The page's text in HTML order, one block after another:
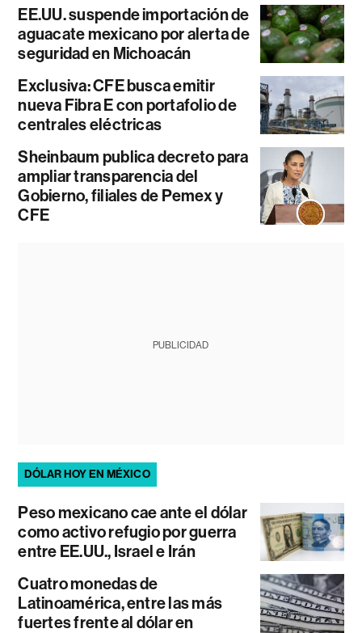
EE.UU. suspende importación de
aguacate mexicano por alerta de
seguridad en Michoacán
Exclusiva: CFE busca emitir
nueva Fibra E con portafolio de
centrales eléctricas
Sheinbaum publica decreto para
ampliar transparencia del
Gobierno, filiales de Pemex y
CFE
PUBLICIDAD
DÓLAR HOY EN MÉXICO
Peso mexicano cae ante el dólar
como activo refugio por guerra
entre EE.UU., Israel e Irán
Cuatro monedas de
Latinoamérica, entre las más
fuertes frente al dólar en